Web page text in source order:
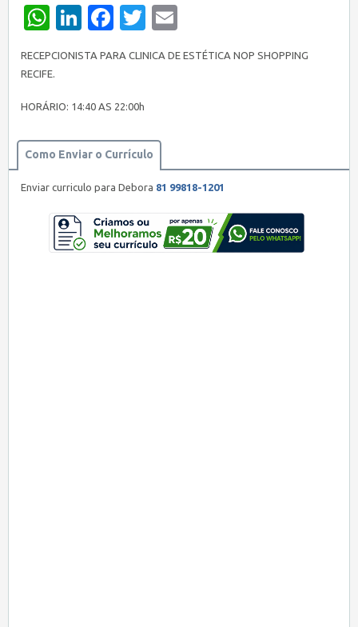
WhatsApp
LinkedIn
Facebook
Twitter
RECEPCIONISTA PARA CLINICA DE ESTÉTICA NOP SHOPPING
RECIFE.
HORÁRIO: 14:40 AS 22:00h
Como Enviar o Currículo
Enviar curriculo para Debora 81 99818-1201